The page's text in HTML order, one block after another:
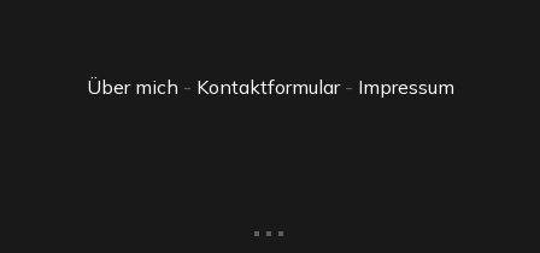
Über mich - Kontaktformular- Impressum
...